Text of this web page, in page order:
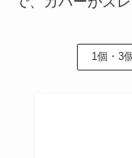
1個・3